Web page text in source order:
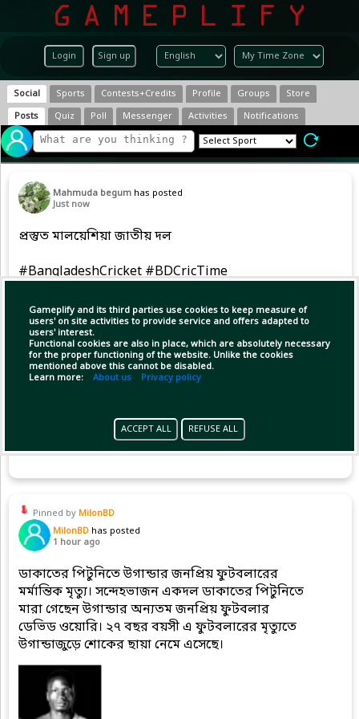
Login Sign up
Gameplify and its third parties use cookies to keep measure of
users' on site activities to provide service and offers adapted to
users' interest.
Functional cookies are also in place, which are absolutely necessary
for the proper functioning of the website. Unlike the cookies
mentioned above this cannot be disabled.
Learn more: About us Privacy policy
ACCEPT ALL REFUSE ALL
Social Sports Contests+Credits Profile Groups
Store
Posts
Quiz Poll Messenger Activities Notifications
Mahmuda begum has posted
Just now
প্রস্তুত মালয়েশিয়া জাতীয় দল
#BangladeshCricket #BDCricTime
Open
Pinned by MilonBD
MilonBD has posted
1 hour ago
ডাকাতের পিটুনিতে উগান্ডার জনপ্রিয় ফুটবলারের
মর্মান্তিক মৃত্যু। সন্দেহভাজন একদল ডাকাতের পিটুনিতে
মারা গেছেন উগান্ডার অন্যতম জনপ্রিয় ফুটবলার
ডেভিড ওয়োরি। ২৭ বছর বয়সী এ ফুটবলারের মৃত্যুতে
উগান্ডাজুড়ে শোকের ছায়া নেমে এসেছে।